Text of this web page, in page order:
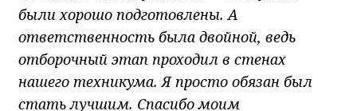
были хорошо подготовлены. А
ответственность была двойной, ведь
отборочный этап проходил в стенах
нашего техникума. Я просто обязан был
стать лучшим. Спасибо моим